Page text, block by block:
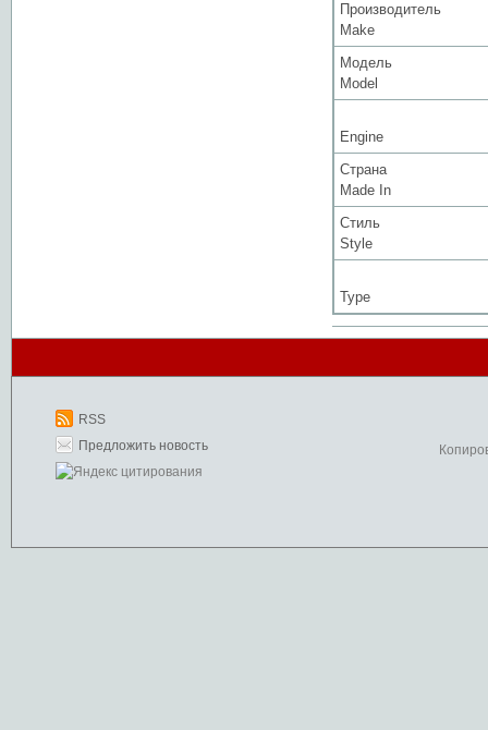
Производитель
Make
Модель
Model
Engine
Страна
Made In
Стиль
Style
Type
RSS
Предложить новость